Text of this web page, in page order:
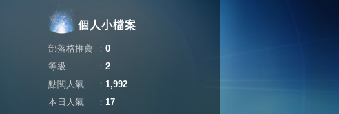
個人小檔案
部落格推薦 ： 0
等級
： 2
點閱人氣
： 1,992
本日人氣
： 17